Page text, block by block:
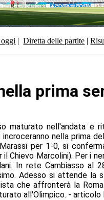
|Diretta delle partite |
prima
maturato nell'andata e
nella prima
per 1-0, si
Chievo Marcolini). Per i
In rete Cambiasso al
Adesso si attende la
che affronterà la
all'Olimpico. -